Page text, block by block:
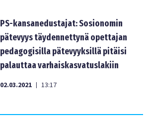
PS-kansanedustajat: Sosionomin
pätevyys täydennettynä opettajan
pedagogisilla pätevyyksillä pitäisi
palauttaa varhaiskasvatuslakiin
02.03.2021 | 13:17